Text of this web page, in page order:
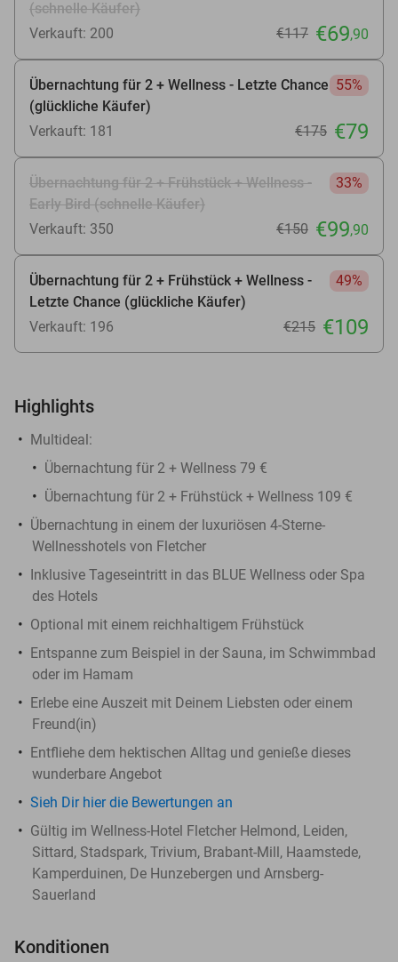
(schnelle Käufer)
Verkauft: 200 €117 €69,90
Übernachtung für 2 + Wellness - Letzte Chance
(glückliche Käufer)
55%
Verkauft: 181 €175 €79
Übernachtung für 2 + Frühstück + Wellness -
Early Bird (schnelle Käufer)
33%
Verkauft: 350 €150 €99,90
Übernachtung für 2 + Frühstück + Wellness -
Letzte Chance (glückliche Käufer)
49%
Verkauft: 196 €215 €109
Highlights
Multideal:
Übernachtung für 2 + Wellness 79 €
Übernachtung für 2 + Frühstück + Wellness 109 €
Übernachtung in einem der luxuriösen 4-Sterne-
Wellnesshotels von Fletcher
Inklusive Tageseintritt in das BLUE Wellness oder Spa
des Hotels
Optional mit einem reichhaltigem Frühstück
Entspanne zum Beispiel in der Sauna, im Schwimmbad
oder im Hamam
Erlebe eine Auszeit mit Deinem Liebsten oder einem
Freund(in)
Entfliehe dem hektischen Alltag und genieße dieses
wunderbare Angebot
Sieh Dir hier die Bewertungen an
Gültig im Wellness-Hotel Fletcher Helmond, Leiden,
Sittard, Stadspark, Trivium, Brabant-Mill, Haamstede,
Kamperduinen, De Hunzebergen und Arnsberg-
Sauerland
Konditionen